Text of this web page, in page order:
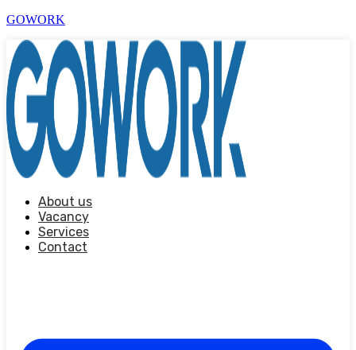
GOWORK
About us
Vacancy
Services
Contact